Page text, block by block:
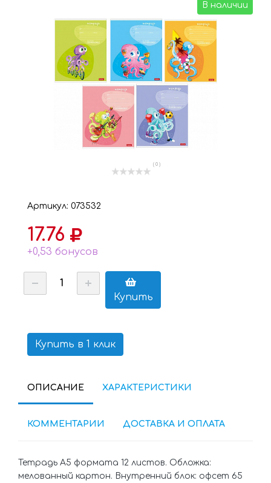
В наличии
( 0 )
Артикул: 073532
17.76
+0,53 бонусов
Купить
Купить в 1 клик
ОПИСАНИЕ ХАРАКТЕРИСТИКИ
КОММЕНТАРИИ ДОСТАВКА И ОПЛАТА
Тетрадь А5 формата 12 листов. Обложка:
мелованный картон. Внутренний блок: офсет 65